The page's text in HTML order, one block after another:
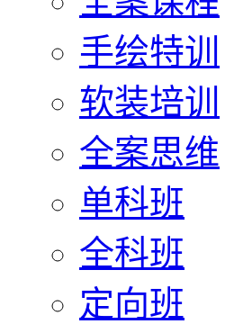
手绘特训
软装培训
全案思维
单科班
全科班
定向班